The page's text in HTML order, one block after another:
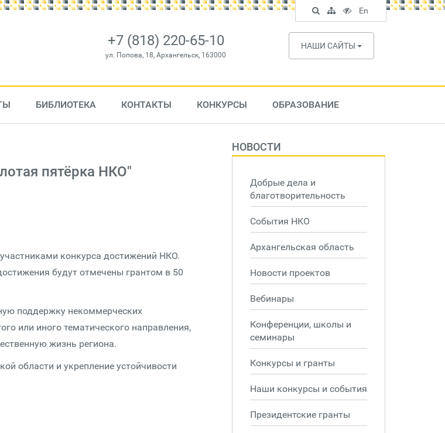
+7 (818) 220-65-10
ул. Попова, 18, Архангельск, 163000
НАШИ САЙТЫ
БИБЛИОТЕКА КОНТАКТЫ КОНКУРСЫ ОБРАЗОВАНИЕ
пятёрка НКО"
конкурса достижений НКО.
будут отмечены грантом в 50
поддержку некоммерческих
или иного тематического направления,
жизнь региона.
области и укрепление устойчивости
НОВОСТИ
Добрые дела и
благотворительность
События НКО
Архангельская область
Новости проектов
Вебинары
Конференции, школы и
семинары
Конкурсы и гранты
Наши конкурсы и события
Президентские гранты
Поиск
по
сайту
Карта
сайта
Версия
для
слабовидящих
En
English